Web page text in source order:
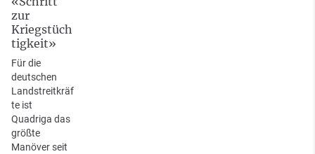
zur
Kriegstüch
tigkeit»
Für die
deutschen
Landstreitkräf
te ist
Quadriga das
größte
Manöver seit